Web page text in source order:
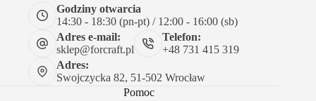
Godziny otwarcia
14:30 - 18:30 (pn-pt) / 12:00 - 16:00 (sb)
Adres e-mail:
sklep@forcraft.pl
Telefon:
+48 731 415 319
Adres:
Swojczycka 82, 51-502 Wrocław
Pomoc